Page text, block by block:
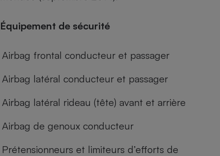
Équipement de sécurité
Airbag frontal conducteur et passager
Airbag latéral conducteur et passager
Airbag latéral rideau (tête) avant et arrière
Airbag de genoux conducteur
Prétensionneurs et limiteurs d’efforts de